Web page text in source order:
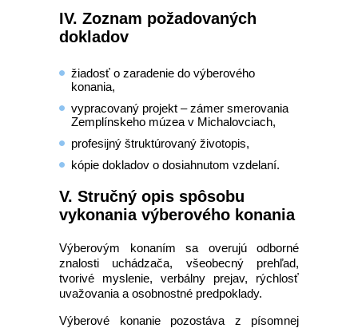
IV. Zoznam požadovaných
dokladov
žiadosť o zaradenie do výberového
konania,
vypracovaný projekt – zámer smerovania
Zemplínskeho múzea v Michalovciach,
profesijný štruktúrovaný životopis,
kópie dokladov o dosiahnutom vzdelaní.
V. Stručný opis spôsobu
vykonania výberového konania
Výberovým konaním sa overujú odborné
znalosti uchádzača, všeobecný prehľad,
tvorivé myslenie, verbálny prejav, rýchlosť
uvažovania a osobnostné predpoklady.
Výberové konanie pozostáva z písomnej